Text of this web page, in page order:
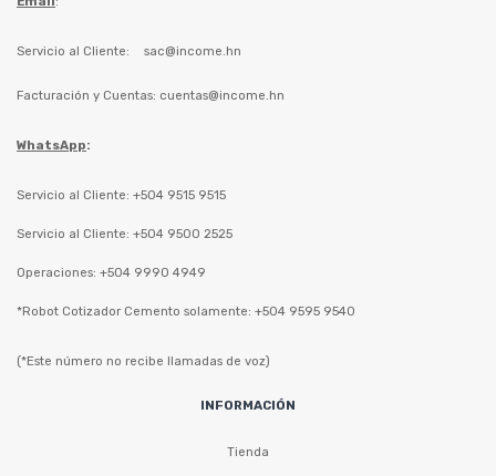
Servicio al Cliente: sac@income.hn
Facturación y Cuentas: cuentas@income.hn
WhatsApp:
Servicio al Cliente: +504 9515 9515
Servicio al Cliente: +504 9500 2525
Operaciones: +504 9990 4949
*Robot Cotizador Cemento solamente: +504 9595 9540
(*Este número no recibe llamadas de voz)
INFORMACIÓN
Tienda